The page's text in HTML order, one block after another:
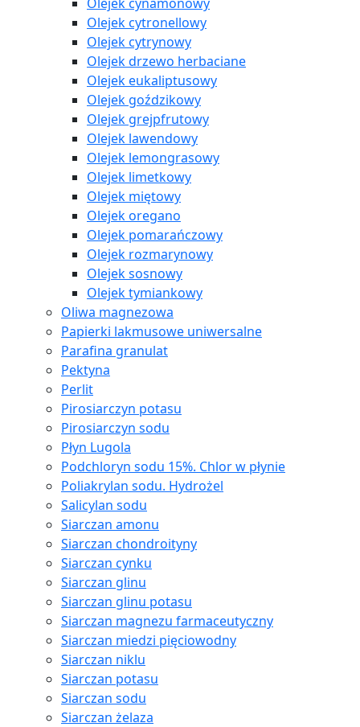
Olejek cytronellowy
Olejek cytrynowy
Olejek drzewo herbaciane
Olejek eukaliptusowy
Olejek goździkowy
Olejek grejpfrutowy
Olejek lawendowy
Olejek lemongrasowy
Olejek limetkowy
Olejek miętowy
Olejek oregano
Olejek pomarańczowy
Olejek rozmarynowy
Olejek sosnowy
Olejek tymiankowy
Oliwa magnezowa
Papierki lakmusowe uniwersalne
Parafina granulat
Pektyna
Perlit
Pirosiarczyn potasu
Pirosiarczyn sodu
Płyn Lugola
Podchloryn sodu 15%. Chlor w płynie
Poliakrylan sodu. Hydrożel
Salicylan sodu
Siarczan amonu
Siarczan chondroityny
Siarczan cynku
Siarczan glinu
Siarczan glinu potasu
Siarczan magnezu farmaceutyczny
Siarczan miedzi pięciowodny
Siarczan niklu
Siarczan potasu
Siarczan sodu
Siarczan żelaza